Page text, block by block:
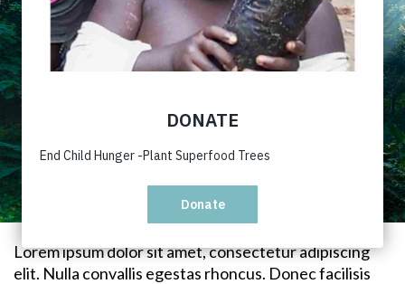
Privacy Policy
Lorem ipsum dolor sit amet, consectetur adipiscing
elit. Nulla convallis egestas rhoncus. Donec facilisis